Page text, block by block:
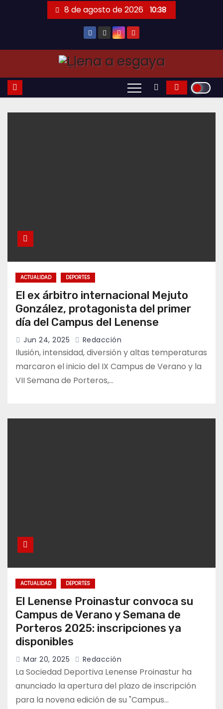
8 de agosto de 2026 10:38
ACTUALIDAD DEPORTES
El ex árbitro internacional Mejuto
González, protagonista del primer
día del Campus del Lenense
Jun 24, 2025 Redacción
Ilusión, intensidad, diversión y altas temperaturas
marcaron el inicio del IX Campus de Verano y la
VII Semana de Porteros,…
ACTUALIDAD DEPORTES
El Lenense Proinastur convoca su
Campus de Verano y Semana de
Porteros 2025: inscripciones ya
disponibles
Mar 20, 2025 Redacción
La Sociedad Deportiva Lenense Proinastur ha
anunciado la apertura del plazo de inscripción
para la novena edición de su "Campus…